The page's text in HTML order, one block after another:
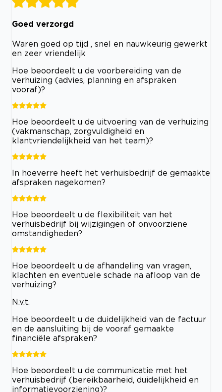
Goed verzorgd
Waren goed op tijd , snel en nauwkeurig gewerkt
en zeer vriendelijk
Hoe beoordeelt u de voorbereiding van de
verhuizing (advies, planning en afspraken
vooraf)?
Hoe beoordeelt u de uitvoering van de verhuizing
(vakmanschap, zorgvuldigheid en
klantvriendelijkheid van het team)?
In hoeverre heeft het verhuisbedrijf de gemaakte
afspraken nagekomen?
Hoe beoordeelt u de flexibiliteit van het
verhuisbedrijf bij wijzigingen of onvoorziene
omstandigheden?
Hoe beoordeelt u de afhandeling van vragen,
klachten en eventuele schade na afloop van de
verhuizing?
N.v.t.
Hoe beoordeelt u de duidelijkheid van de factuur
en de aansluiting bij de vooraf gemaakte
financiële afspraken?
Hoe beoordeelt u de communicatie met het
verhuisbedrijf (bereikbaarheid, duidelijkheid en
informatievoorziening)?